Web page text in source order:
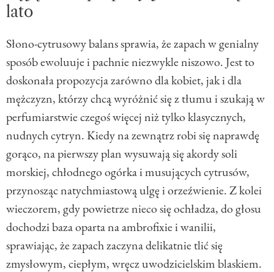
lato
Słono-cytrusowy balans sprawia, że zapach w genialny
sposób ewoluuje i pachnie niezwykle niszowo. Jest to
doskonała propozycja zarówno dla kobiet, jak i dla
mężczyzn, którzy chcą wyróżnić się z tłumu i szukają w
perfumiarstwie czegoś więcej niż tylko klasycznych,
nudnych cytryn. Kiedy na zewnątrz robi się naprawdę
gorąco, na pierwszy plan wysuwają się akordy soli
morskiej, chłodnego ogórka i musujących cytrusów,
przynosząc natychmiastową ulgę i orzeźwienie. Z kolei
wieczorem, gdy powietrze nieco się ochładza, do głosu
dochodzi baza oparta na ambrofixie i wanilii,
sprawiając, że zapach zaczyna delikatnie tlić się
zmysłowym, ciepłym, wręcz uwodzicielskim blaskiem.